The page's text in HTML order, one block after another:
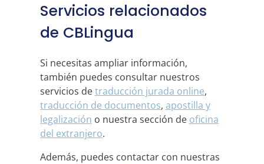
Servicios relacionados
de CBLingua
Si necesitas ampliar información,
también puedes consultar nuestros
servicios detraducción jurada online,
traducción de documentos, apostilla y
legalización o nuestra sección de oficina
del extranjero.
Además, puedes contactar con nuestras